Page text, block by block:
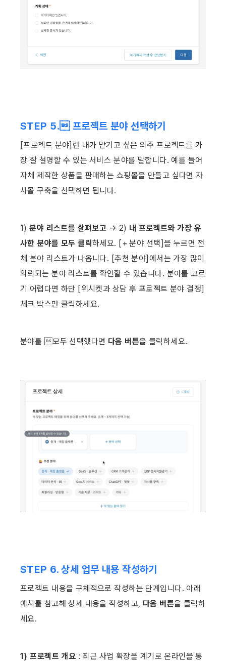
STEP 5. 프로젝트 분야 선택하기
[프로젝트 분야]란 내가 맡기고 싶은 외주 프로젝트를 가
장 잘 설명할 수 있는 서비스 분야를 말합니다. 예를 들어
자체 제작한 상품을 판매하는 쇼핑몰을 만들고 싶다면 자
사몰 구축을 선택하면 됩니다. ​
1) 분야 리스트를 살펴보고 → 2) 내 프로젝트와 가장 유
사한 분야를 모두 클릭하세요. [+ 분야 선택]을 누르면 전
체 분야 리스트가 나옵니다. [추천 분야]에서는 가장 많이
의뢰되는 분야 리스트를 확인할 수 있습니다. 분야를 고르
기 어렵다면 하단 [위시켓과 상담 후 프로젝트 분야 결정]
체크 박스만 클릭하세요. ​
분야를 모두 선택했다면 다음 버튼을 클릭하세요. ​
STEP 6. 상세 업무 내용 작성하기
프로젝트 내용을 구체적으로 작성하는 단계입니다. 아래
예시를 참고해 상세 내용을 작성하고, 다음 버튼을 클릭하
세요. ​
1) 프로젝트 개요 : 최근 사업 확장을 계기로 온라인을 통